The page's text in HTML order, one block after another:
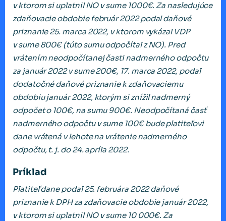
v ktorom si uplatnil NO v sume 1000€. Za nasledujúce
zdaňovacie obdobie február 2022 podal daňové
priznanie 25. marca 2022, v ktorom vykázal VDP
v sume 800€ (túto sumu odpočítal z NO). Pred
vrátením neodpočítanej časti nadmerného odpočtu
za január 2022 v sume 200€, 17. marca 2022, podal
dodatočné daňové priznanie k zdaňovaciemu
obdobiu január 2022, ktorým si znížil nadmerný
odpočet o 100€, na sumu 900€. Neodpočítaná časť
nadmerného odpočtu v sume 100€ bude platiteľovi
dane vrátená v lehote na vrátenie nadmerného
odpočtu, t. j. do 24. apríla 2022.
Príklad
Platiteľ dane podal 25. februára 2022 daňové
priznanie k DPH za zdaňovacie obdobie január 2022,
v ktorom si uplatnil NO v sume 10 000€. Za